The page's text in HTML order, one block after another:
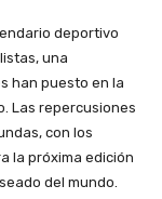
deportivo
una
han puesto en la
Las repercusiones
con los
la próxima edición
del mundo.